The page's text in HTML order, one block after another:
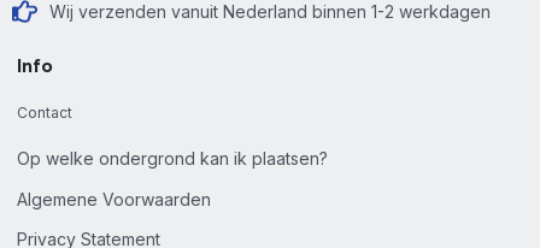
Wij verzenden vanuit Nederland binnen 1-2 werkdagen
Info
Contact
Op welke ondergrond kan ik plaatsen?
Algemene Voorwaarden
Privacy Statement